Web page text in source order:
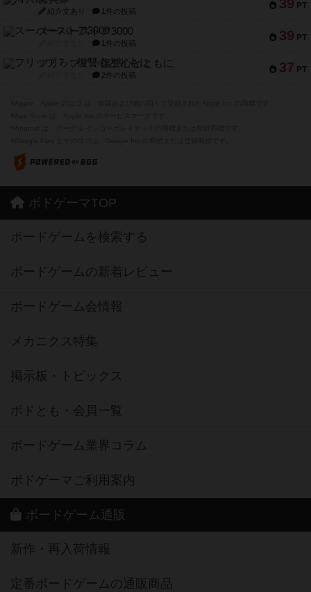
39 PT
紹介文あり 1件の投稿
39 PT
スーパーストア3000
1件の投稿
37 PT
フリップ７：復讐心とともに
2件の投稿
ボドゲーマTOP
ボードゲームを検索する
ボードゲームの新着レビュー
ボードゲーム会情報
メカニクス特集
掲示板・トピックス
ボドとも・会員一覧
ボードゲーム業界コラム
ボドゲーマご利用案内
ボードゲーム通販
新作・再入荷情報
定番ボードゲームの通販商品